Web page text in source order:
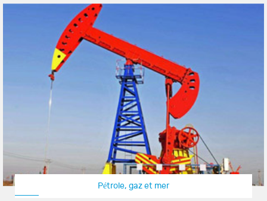
Pétrole, gaz et mer